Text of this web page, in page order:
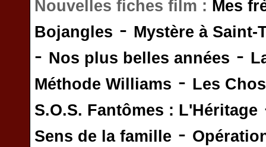
Nouvelles fiches film : Mes
Bojangles - Mystère à Saint-
- Nos plus belles années -
Méthode Williams - Les
S.O.S. Fantômes : L'Héritage
Sens de la famille -